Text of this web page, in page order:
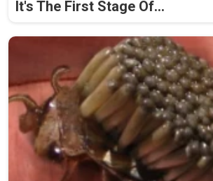
It's The First Stage Of...